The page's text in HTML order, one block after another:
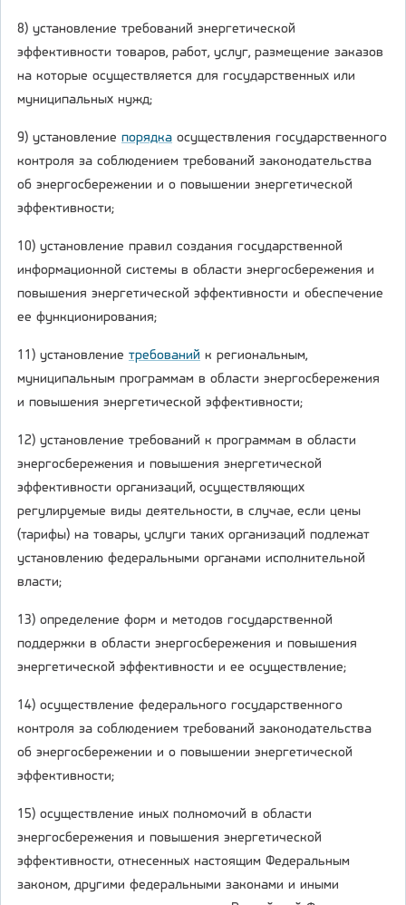
8) установление требований энергетической
эффективности товаров, работ, услуг, размещение заказов
на которые осуществляется для государственных или
муниципальных нужд;
9) установление порядка осуществления государственного
контроля за соблюдением требований законодательства
об энергосбережении и о повышении энергетической
эффективности;
10) установление правил создания государственной
информационной системы в области энергосбережения и
повышения энергетической эффективности и обеспечение
ее функционирования;
11) установление требований к региональным,
муниципальным программам в области энергосбережения
и повышения энергетической эффективности;
12) установление требований к программам в области
энергосбережения и повышения энергетической
эффективности организаций, осуществляющих
регулируемые виды деятельности, в случае, если цены
(тарифы) на товары, услуги таких организаций подлежат
установлению федеральными органами исполнительной
власти;
13) определение форм и методов государственной
поддержки в области энергосбережения и повышения
энергетической эффективности и ее осуществление;
14) осуществление федерального государственного
контроля за соблюдением требований законодательства
об энергосбережении и о повышении энергетической
эффективности;
15) осуществление иных полномочий в области
энергосбережения и повышения энергетической
эффективности, отнесенных настоящим Федеральным
законом, другими федеральными законами и иными